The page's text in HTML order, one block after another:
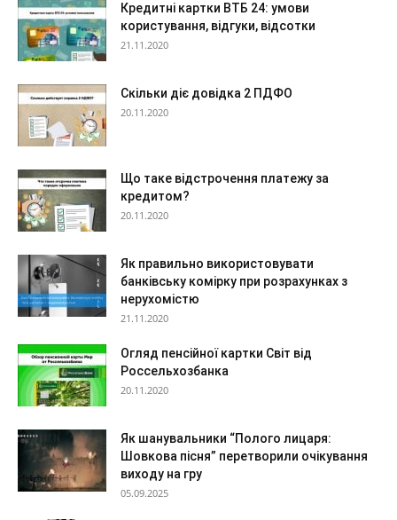
Кредитні картки ВТБ 24: умови
користування, відгуки, відсотки
21.11.2020
Скільки діє довідка 2 ПДФО
20.11.2020
Що таке відстрочення платежу за
кредитом?
20.11.2020
Як правильно використовувати
банківську комірку при розрахунках з
нерухомістю
21.11.2020
Огляд пенсійної картки Світ від
Россельхозбанка
20.11.2020
Як шанувальники “Полого лицаря:
Шовкова пісня” перетворили очікування
виходу на гру
05.09.2025